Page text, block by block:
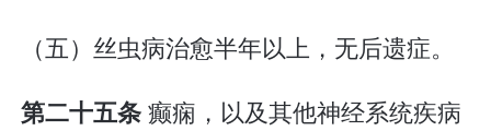
（五）丝虫病治愈半年以上，无后遗症。
第二十五条癫痫，以及其他神经系统疾病